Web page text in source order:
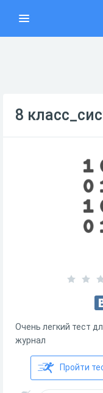
8
Очень легкий тест
журнал
Пройти